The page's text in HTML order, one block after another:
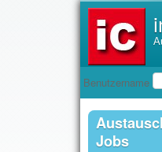
Benutzername
Jobs